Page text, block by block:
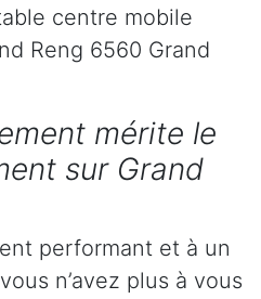
centre mobile
Reng 6560 Grand
mérite le
sur Grand
performant et à un
n’avez plus à vous